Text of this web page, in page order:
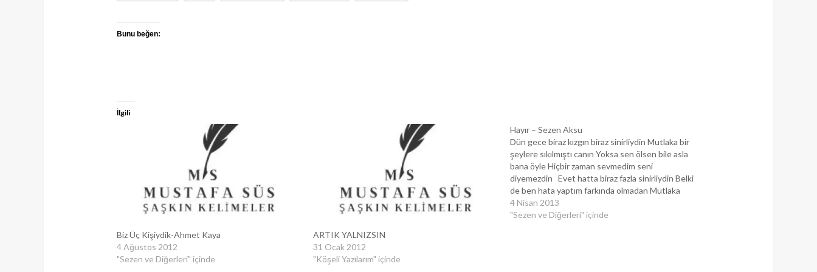
Bunu beğen:
İlgili
Biz Üç Kişiydik-Ahmet Kaya
4 Ağustos 2012
"Sezen ve Diğerleri" içinde
ARTIK YALNIZSIN
31 Ocak 2012
"Köşeli Yazılarım" içinde
Hayır – Sezen Aksu
Dün gece biraz kızgın biraz sinirliydin Mutlaka bir
şeylere sıkılmıştı canın Yoksa sen ölsen bile asla
bana öyle Hiçbir zaman sevmedim seni
diyemezdin Evet hatta biraz fazla sinirliydin Belki
de ben hata yaptım farkında olmadan Mutlaka
işlerin filan yolunda değildir Yoksa hiç böyle
şakalar yapar mıydın sen Hayır,…
4 Nisan 2013
"Sezen ve Diğerleri" içinde